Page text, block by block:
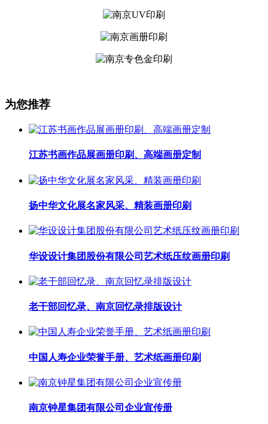
为您推荐
江苏书画作品展画册印刷、高端画册定制
扬中华文化展名家风采、精装画册印刷
华设设计集团股份有限公司艺术纸压纹画册印刷
老干部回忆录、南京回忆录排版设计
中国人寿企业荣誉手册、艺术纸画册印刷
南京钟星集团有限公司企业宣传册